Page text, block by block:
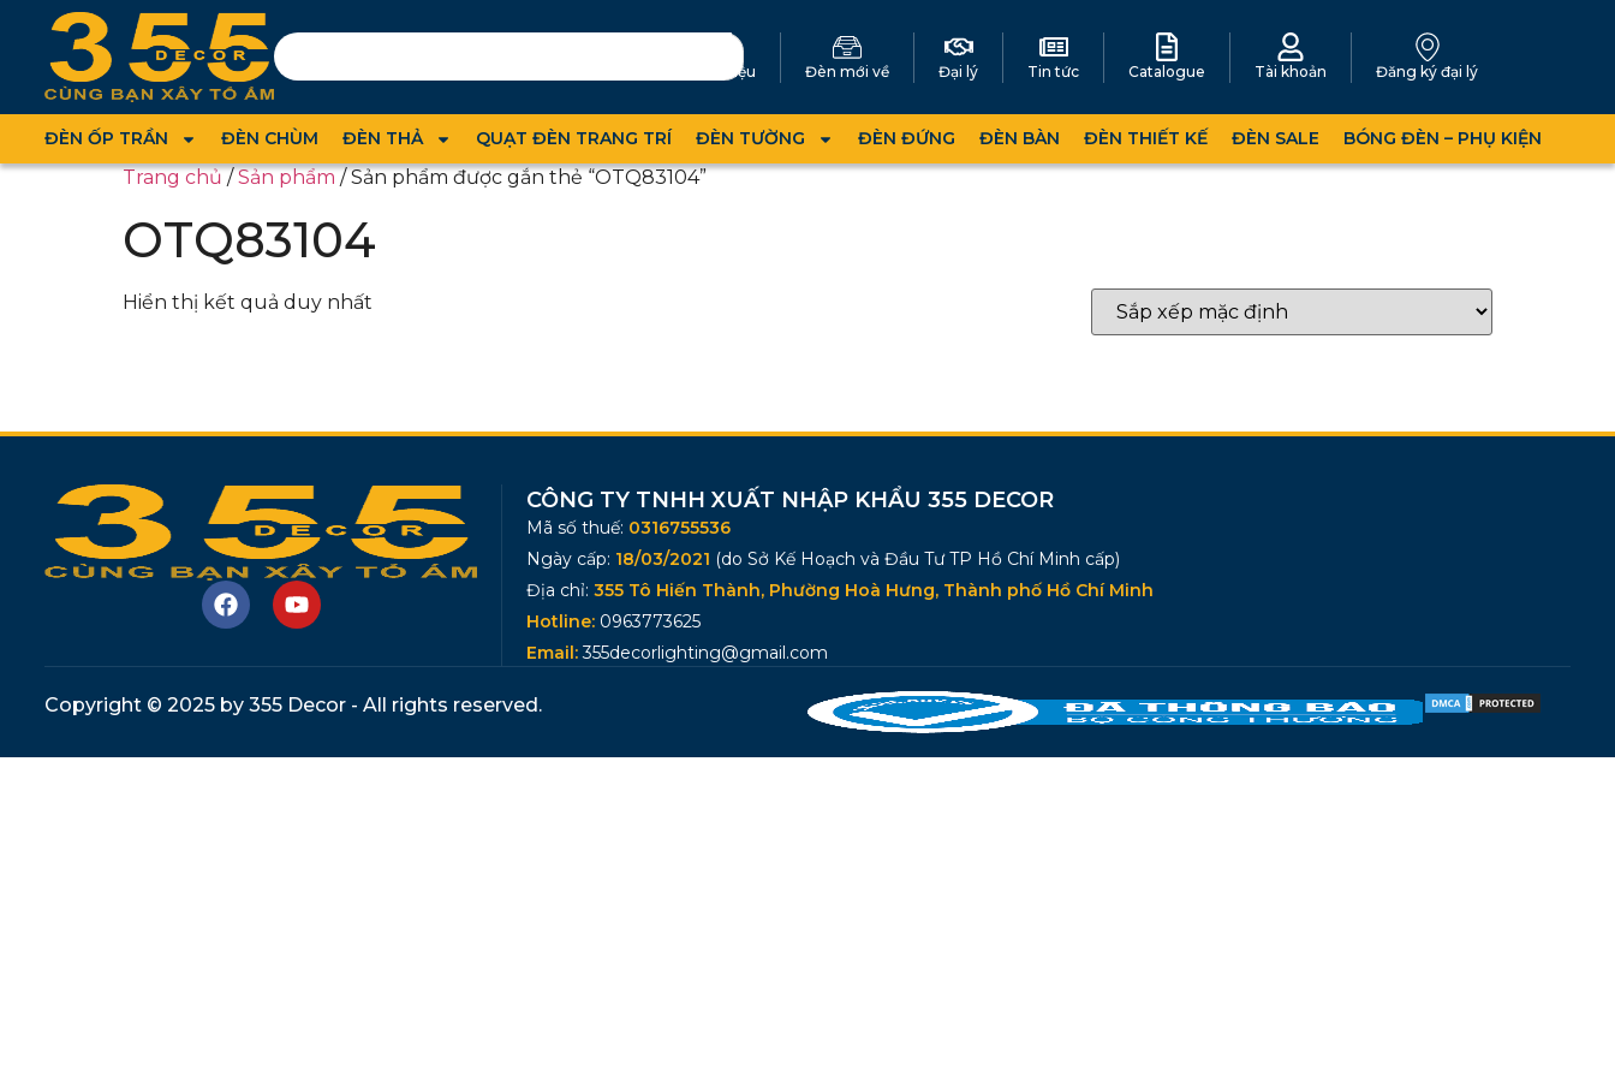
Giới thiệu Đèn mới về Đại lý Tin tức Catalogue Tài khoản Đăng ký đại lý
ĐÈN ỐP TRẦN ĐÈN CHÙM ĐÈN THẢ QUẠT ĐÈN TRANG TRÍ ĐÈN TƯỜNG ĐÈN ĐỨNG ĐÈN BÀN ĐÈN THIẾT KẾ ĐÈN SALE BÓNG ĐÈN – PHỤ KIỆN
Trang chủ/Sản phẩm/ Sản phẩm được gắn thẻ “OTQ83104”
OTQ83104
Hiển thị kết quả duy nhất
CÔNG TY TNHH XUẤT NHẬP KHẨU 355 DECOR
Mã số thuế: 0316755536
Ngày cấp: 18/03/2021 (do Sở Kế Hoạch và Đầu Tư TP Hồ Chí Minh cấp)
Địa chỉ: 355 Tô Hiến Thành, Phường Hoà Hưng, Thành phố Hồ Chí Minh
Hotline: 0963773625
Email:355decorlighting@gmail.com
Copyright © 2025 by 355 Decor - All rights reserved.